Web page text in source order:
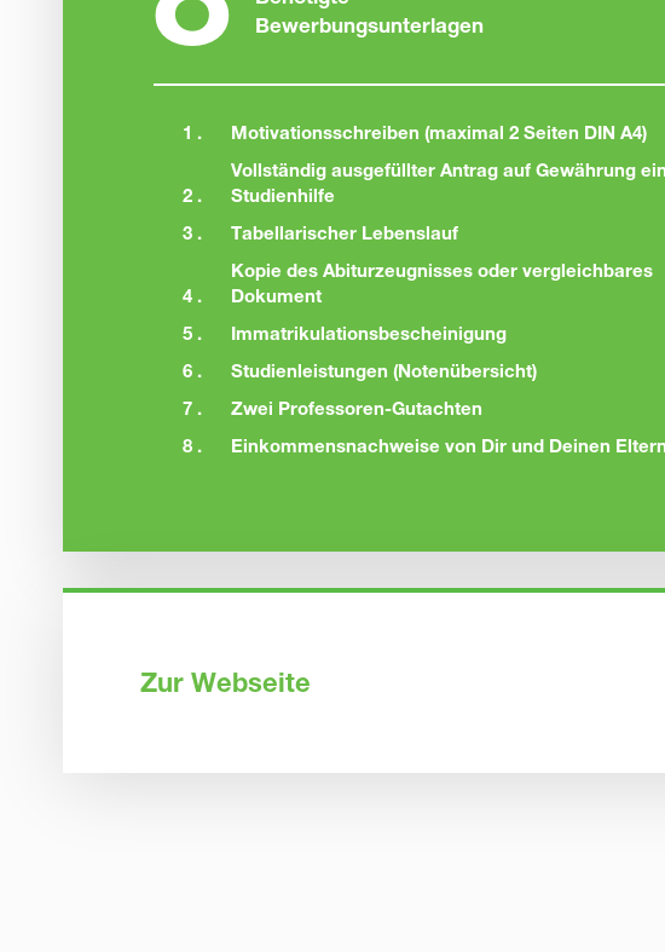
Bewerbungsunterlagen
1 . Motivationsschreiben (maximal 2 Seiten DIN A4)
2 .
Vollständig ausgefüllter Antrag auf Gewährung
Studienhilfe
3 . Tabellarischer Lebenslauf
4 .
Kopie des Abiturzeugnisses oder vergleichbares
Dokument
5 . Immatrikulationsbescheinigung
6 . Studienleistungen (Notenübersicht)
7 . Zwei Professoren-Gutachten
8 . Einkommensnachweise von Dir und Deinen Eltern
Zur Webseite